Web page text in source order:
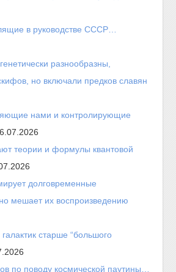
в руководстве СССР…
разнообразны,
но включали предков славян
нами и контролирующие
теории и формулы квантовой
долговременные
мешает их воспроизведению
старше “большого
по поводу космической паутины…